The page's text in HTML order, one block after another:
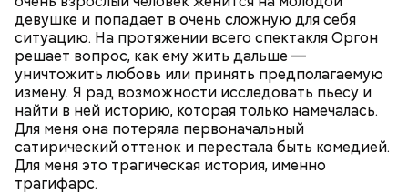
девушке и попадает в очень сложную для себя
ситуацию. На протяжении всего спектакля Оргон
решает вопрос, как ему жить дальше —
уничтожить любовь или принять предполагаемую
измену. Я рад возможности исследовать пьесу и
найти в ней историю, которая только намечалась.
Для меня она потеряла первоначальный
сатирический оттенок и перестала быть комедией.
Для меня это трагическая история, именно
трагифарс.
Также не нужно есть дыню до корки, потому что
именно там скапливаются нитраты. И важно
тщательно ее мыть, чтобы не отравиться, добавила
собеседница «ВМ».